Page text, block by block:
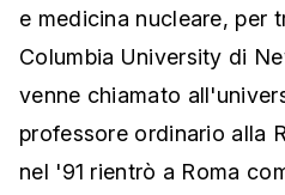
e medicina nucleare, per
Columbia University di
venne chiamato
professore ordinario alla
nel '91 rientrò a Roma